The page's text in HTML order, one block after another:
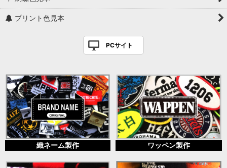
プリント色見本
PCサイト
織ネーム製作 ワッペン製作